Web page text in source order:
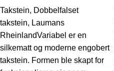
Takstein, Dobbelfalset
takstein, Laumans
RheinlandVariabel er en
silkematt og moderne engobert
takstein. Formen ble skapt for